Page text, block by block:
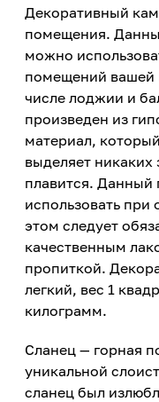
Декоративный
помещения.
можно
помещений вашей
числе лоджии и
произведен из
материал,
выделяет никаких
плавится.
использовать при
этом следует
качественным
пропиткой.
легкий, вес 1
килограмм.
Cланец — горная
уникальной
сланец был